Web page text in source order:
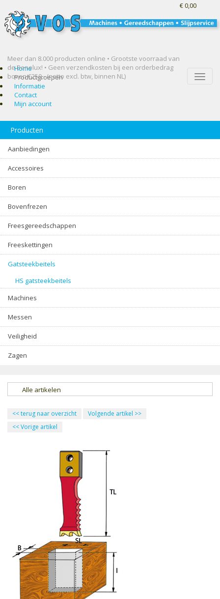
Meer dan 8.000 producten online • Grootste voorraad van
de Benelux! • Geen verzendkosten bij een orderbedrag
boven €250,- (netto excl. btw, binnen NL)
€ 0,00
Toggle
Home
Productgroepen
Informatie
Contact
Mijn account
Producten
Aanbiedingen
Accessoires
Boren
Bovenfrezen
Freesgereedschappen
Freeskettingen
Gatsteekbeitels
HS gatsteekbeitels
Machines
Messen
Veiligheid
Zagen
Alle artikelen
<<terug naar overzicht Volgende artikel >>
<<Vorige artikel